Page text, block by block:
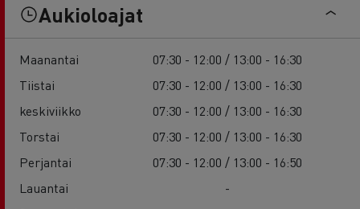
Aukioloajat
Maanantai
07:30 - 12:00 / 13:00 - 16:30
Tiistai
07:30 - 12:00 / 13:00 - 16:30
keskiviikko
07:30 - 12:00 / 13:00 - 16:30
Torstai
07:30 - 12:00 / 13:00 - 16:30
Perjantai
07:30 - 12:00 / 13:00 - 16:50
Lauantai
-